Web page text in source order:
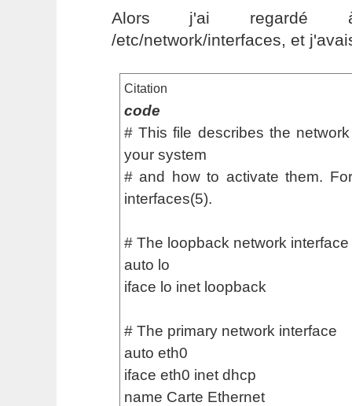
Alors j'ai regardé
/etc/network/interfaces, et
Citation
code
# This file describes the
your system
# and how to activate them.
interfaces(5).
# The loopback network interface
auto lo
iface lo inet loopback
# The primary network interface
auto eth0
iface eth0 inet dhcp
name Carte Ethernet